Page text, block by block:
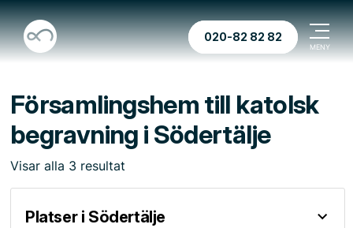
020-82 82 82
Församlingshem till katolsk
begravning i Södertälje
Visar alla 3 resultat
Platser i Södertälje